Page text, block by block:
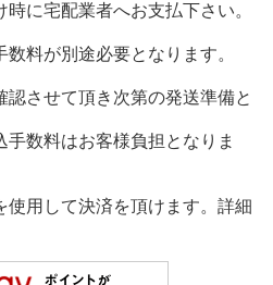
時に宅配業者へお支払下さい。
必要となります。
認させて頂き次第の発送準備と
客様負担となりま
使用して決済を頂けます。詳細